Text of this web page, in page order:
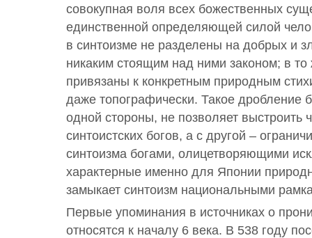
совокупная воля всех божественных
единственной определяющей силой
в синтоизме не разделены на добрых и
никаким стоящим над ними законом; в
привязаны к конкретным природным
даже топографически. Такое дробление
одной стороны, не позволяет выстроить
синтоистских богов, а с другой –
синтоизма богами, олицетворяющими
характерные именно для Японии
замыкает синтоизм национальными
Первые упоминания в источниках о
относятся к началу 6 века. В 538 году